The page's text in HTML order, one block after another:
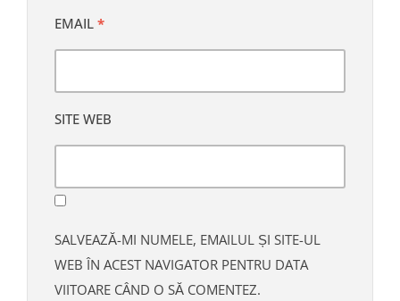
EMAIL *
SITE WEB
SALVEAZĂ-MI NUMELE, EMAILUL ȘI SITE-UL
WEB ÎN ACEST NAVIGATOR PENTRU DATA
VIITOARE CÂND O SĂ COMENTEZ.